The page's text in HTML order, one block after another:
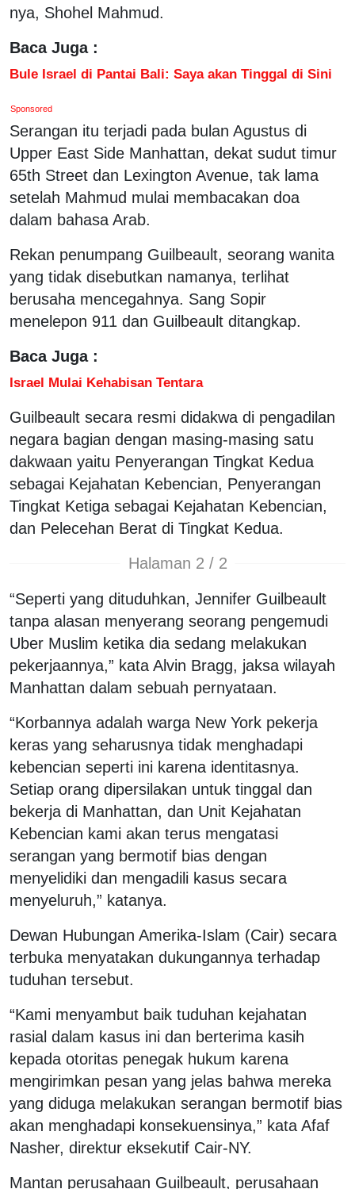
nya, Shohel Mahmud.
Baca Juga :
Bule Israel di Pantai Bali: Saya akan Tinggal di Sini
Sponsored
Serangan itu terjadi pada bulan Agustus di
Upper East Side Manhattan, dekat sudut timur
65th Street dan Lexington Avenue, tak lama
setelah Mahmud mulai membacakan doa
dalam bahasa Arab.
Rekan penumpang Guilbeault, seorang wanita
yang tidak disebutkan namanya, terlihat
berusaha mencegahnya. Sang Sopir
menelepon 911 dan Guilbeault ditangkap.
Baca Juga :
Israel Mulai Kehabisan Tentara
Guilbeault secara resmi didakwa di pengadilan
negara bagian dengan masing-masing satu
dakwaan yaitu Penyerangan Tingkat Kedua
sebagai Kejahatan Kebencian, Penyerangan
Tingkat Ketiga sebagai Kejahatan Kebencian,
dan Pelecehan Berat di Tingkat Kedua.
Halaman 2 / 2
“Seperti yang dituduhkan, Jennifer Guilbeault
tanpa alasan menyerang seorang pengemudi
Uber Muslim ketika dia sedang melakukan
pekerjaannya,” kata Alvin Bragg, jaksa wilayah
Manhattan dalam sebuah pernyataan.
“Korbannya adalah warga New York pekerja
keras yang seharusnya tidak menghadapi
kebencian seperti ini karena identitasnya.
Setiap orang dipersilakan untuk tinggal dan
bekerja di Manhattan, dan Unit Kejahatan
Kebencian kami akan terus mengatasi
serangan yang bermotif bias dengan
menyelidiki dan mengadili kasus secara
menyeluruh,” katanya.
Dewan Hubungan Amerika-Islam (Cair) secara
terbuka menyatakan dukungannya terhadap
tuduhan tersebut.
“Kami menyambut baik tuduhan kejahatan
rasial dalam kasus ini dan berterima kasih
kepada otoritas penegak hukum karena
mengirimkan pesan yang jelas bahwa mereka
yang diduga melakukan serangan bermotif bias
akan menghadapi konsekuensinya,” kata Afaf
Nasher, direktur eksekutif Cair-NY.
Mantan perusahaan Guilbeault, perusahaan